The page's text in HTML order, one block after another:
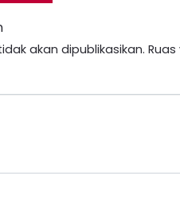
akan dipublikasikan.